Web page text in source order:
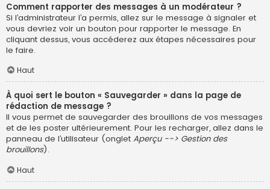
Comment rapporter des messages à un modérateur ?
Si l’administrateur l’a permis, allez sur le message à signaler et
vous devriez voir un bouton pour rapporter le message. En
cliquant dessus, vous accéderez aux étapes nécessaires pour
le faire.
Haut
À quoi sert le bouton « Sauvegarder » dans la page de
rédaction de message ?
Il vous permet de sauvegarder des brouillons de vos messages
et de les poster ultérieurement. Pour les recharger, allez dans le
panneau de l’utilisateur (onglet Aperçu --> Gestion des
brouillons).
Haut